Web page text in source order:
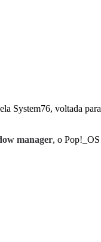
System76, voltada
manager, o